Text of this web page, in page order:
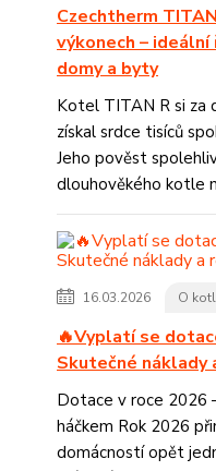
Czechtherm
výkonech –
domy a byty
Kotel TITAN R si za
získal srdce tisíců
Jeho pověst
dlouhověkého kotle
16.03.2026 O
🔥Vyplatí se
Skutečné náklady
Dotace v roce 2026
háčkem Rok 2026
domácností opět